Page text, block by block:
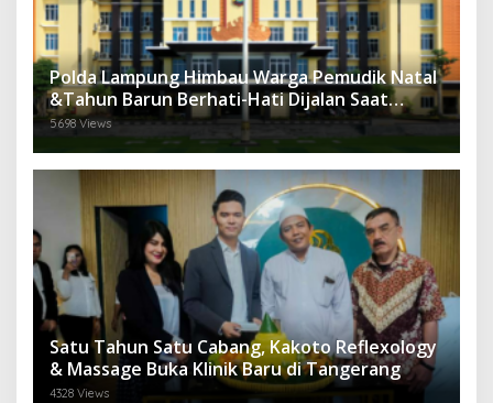
Polda Lampung Himbau Warga Pemudik Natal
&Tahun Barun Berhati-Hati Dijalan Saat
Melintas di -Titik Rawan Kecelakaan
5698 Views
Satu Tahun Satu Cabang, Kakoto Reflexology
& Massage Buka Klinik Baru di Tangerang
4328 Views